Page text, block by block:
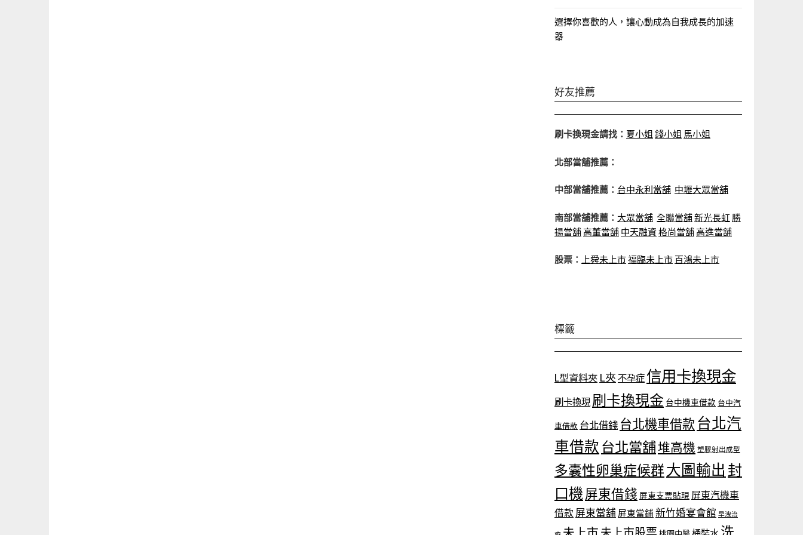
選擇你喜歡的人，讓心動成為自我成長的加速
器
好友推薦
刷卡換現金請找： 夏小姐 錢小姐 馬小姐
北部當舖推薦：
中部當舖推薦： 台中永利當舖 中壢大眾當舖
南部當舖推薦： 大眾當舖 全聯當舖新光長虹 勝
揚當舖高董當舖 中天融資格尚當舖高進當舖
股票： 上舜未上市福臨未上市 百鴻未上市
標籤
L型資料夾 L夾 不孕症 信用卡換現金
刷卡換現 刷卡換現金 台中機車借款 台中汽
車借款 台北借錢 台北機車借款 台北汽
車借款 台北當舖堆高機 塑膠射出成型
多囊性卵巢症候群大圖輸出 封
口機 屏東借錢 屏東支票貼現 屏東汽機車
借款 屏東當舖 屏東當鋪 新竹婚宴會館 早洩治
未上市 未上市股票 洗